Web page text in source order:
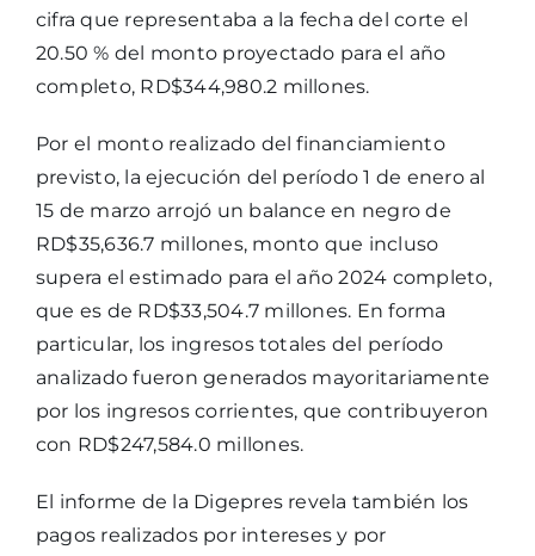
cifra que representaba a la fecha del corte el
20.50 % del monto proyectado para el año
completo, RD$344,980.2 millones.
Por el monto realizado del financiamiento
previsto, la ejecución del período 1 de enero al
15 de marzo arrojó un balance en negro de
RD$35,636.7 millones, monto que incluso
supera el estimado para el año 2024 completo,
que es de RD$33,504.7 millones. En forma
particular, los ingresos totales del período
analizado fueron generados mayoritariamente
por los ingresos corrientes, que contribuyeron
con RD$247,584.0 millones.
El informe de la Digepres revela también los
pagos realizados por intereses y por